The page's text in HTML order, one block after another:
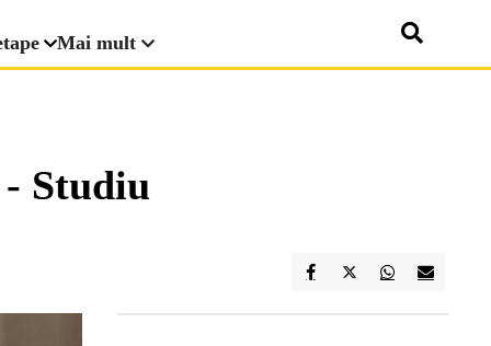
Mai mult
Studiu